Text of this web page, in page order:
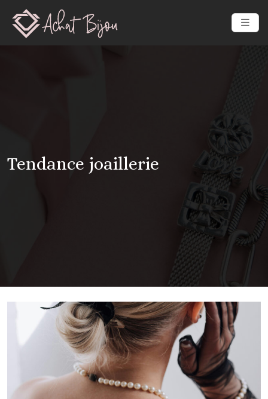
Tendance joaillerie